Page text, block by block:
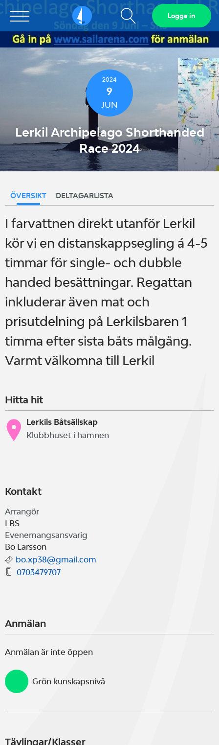
Sailarena Visa
sökfält
Logga in
2024
9
JUN
Lerkil Archipelago Shorthanded
Race 2024
ÖVERSIKT DELTAGARLISTA
I farvattnen direkt utanför Lerkil
kör vi en distanskappsegling á 4-5
timmar för single- och dubble
handed besättningar. Regattan
inkluderar även mat och
prisutdelning på Lerkilsbaren 1
timma efter sista båts målgång.
Varmt välkomna till Lerkil
Hitta hit
Lerkils Båtsällskap
Klubbhuset i hamnen
Kontakt
Arrangör
LBS
Evenemangsansvarig
Bo Larsson
bo.xp38@gmail.com
0703479707
Anmälan
Anmälan är inte öppen
Grön kunskapsnivå
Tävlingar/Klasser